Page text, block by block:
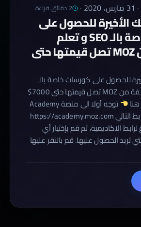
· 31 مارس، 2020 · 2 دقائق قراءة
الأخيرة للحصول على
كورسات خاصة بالـ SEO و تعلم
الأرشفة من MOZ تصل قيمتها حتى
للحصول على كورسات خاصة بالـ
SEO و تعلم الأرشفة من MOZ تصل قيمتها حتى 7000$
توجه أولا الى منصة Academy
Moz من خلال الرابط التالي https://academy.moz.com
الاكاديمية، ثم قم بإختيار أي
تريد الحصول عليها. قم بالنقر عليها